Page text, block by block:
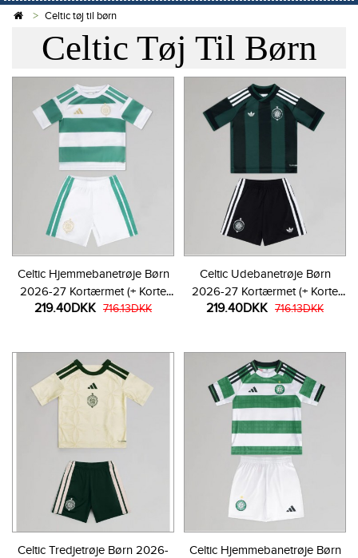
Celtic tøj til børn
Celtic Tøj Til Børn
Celtic Hjemmebanetrøje Børn
2026-27 Kortærmet (+ Korte
bukser)
219.40DKK 716.13DKK
Celtic Udebanetrøje Børn
2026-27 Kortærmet (+ Korte
bukser)
219.40DKK 716.13DKK
Celtic Tredjetrøje Børn 2026-
Celtic Hjemmebanetrøje Børn